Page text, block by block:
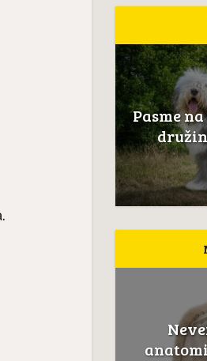
kratko: Bobtail je
pes, ki ne...
Neverjetna mačja
anatomija: 8. del –